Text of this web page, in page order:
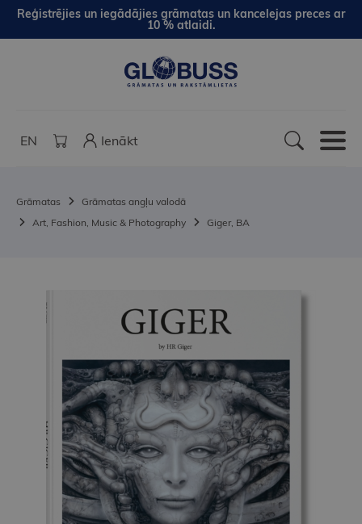
Reģistrējies un iegādājies grāmatas un kancelejas preces ar
10 % atlaidi.
EN Ienākt
Grāmatas
Grāmatas angļu valodā
Art, Fashion, Music & Photography
Giger, BA